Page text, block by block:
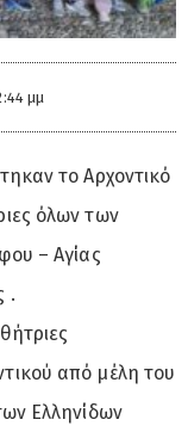
μμ
το Αρχοντικό
όλων των
– Αγίας
.
από μέλη του
Ελληνίδων